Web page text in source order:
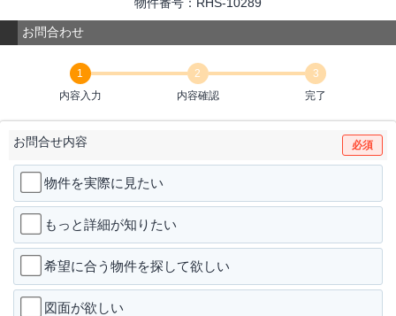
お問合わせ
1
内容入力
2
内容確認
3
完了
お問合せ内容 必須
物件を実際に見たい
もっと詳細が知りたい
希望に合う物件を探して欲しい
図面が欲しい